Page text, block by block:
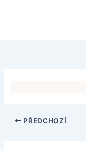
PŘEDCHOZÍ